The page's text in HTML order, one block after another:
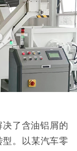
了含油铝屑的
。以某汽车零